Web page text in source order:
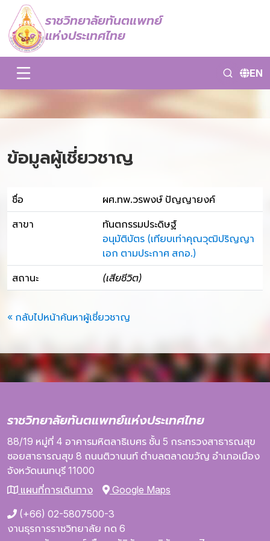
ราชวิทยาลัยทันตแพทย์
แห่งประเทศไทย
EN
ข้อมูลผู้เชี่ยวชาญ
ชื่อ ผศ.ทพ.วรพงษ์ ปัญญายงค์
สาขา
ทันตกรรมประดิษฐ์
อนุมัติบัตร (เทียบเท่าคุณวุฒิปริญญา
เอก ตามประกาศ สกอ.)
สถานะ (เสียชีวิต)
« กลับไปหน้าค้นหาผู้เชี่ยวชาญ
ราชวิทยาลัยทันตแพทย์แห่งประเทศไทย
88/19 หมู่ที่ 4 อาคารมหิตลาธิเบศร ชั้น 5 กระทรวงสาธารณสุข
ซอยสาธารณสุข 8 ถนนติวานนท์ ตำบลตลาดขวัญ อำเภอเมือง
จังหวัดนนทบุรี 11000
แผนที่การเดินทาง
Google Maps
(+66) 02-5807500-3
งานธุรการราชวิทยาลัย กด 6